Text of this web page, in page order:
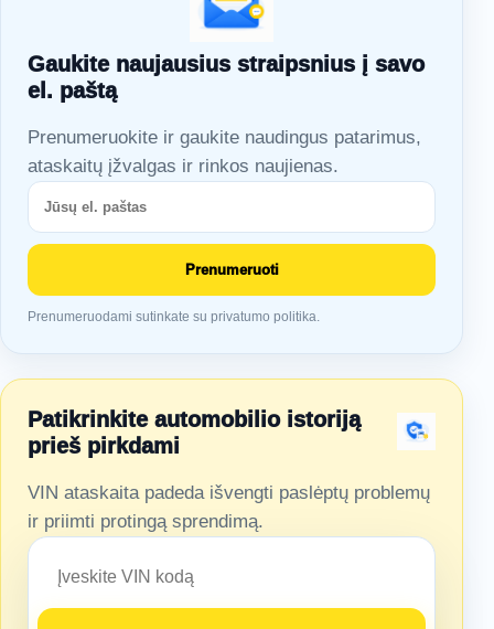
Gaukite naujausius straipsnius į savo
el. paštą
Prenumeruokite ir gaukite naudingus patarimus,
ataskaitų įžvalgas ir rinkos naujienas.
Prenumeruoti
Prenumeruodami sutinkate su privatumo politika.
Patikrinkite automobilio istoriją
prieš pirkdami
VIN ataskaita padeda išvengti paslėptų problemų
ir priimti protingą sprendimą.